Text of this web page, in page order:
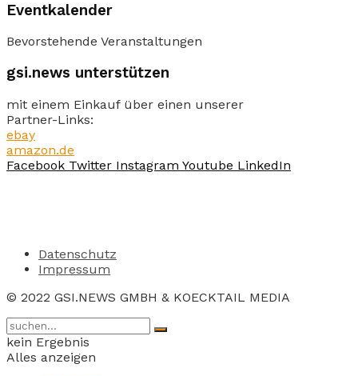
Eventkalender
Bevorstehende Veranstaltungen
gsi.news unterstützen
mit einem Einkauf über einen unserer
Partner-Links:
ebay
amazon.de
Facebook Twitter Instagram Youtube LinkedIn
Datenschutz
Impressum
© 2022 GSI.NEWS GMBH & KOECKTAIL MEDIA
kein Ergebnis
Alles anzeigen